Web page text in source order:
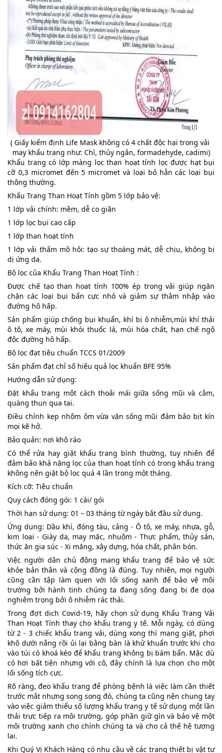
( Giấy kiểm định Life Mask không có 4 chất độc hại trong vải
may khẩu trang như: Chì, thủy ngân, formadehyde, cadimi)
Khẩu trang có lớp màng lọc than hoạt tính lọc được hạt bụi
cỡ 0,3 micromet đến 5 micromet và loại bỏ hẳn các loại bụi
thông thường.
Khẩu Trang Than Hoạt Tính gồm 5 lớp bảo vệ:
1 lớp vải chính: mềm, dễ co giãn
1 lớp lọc bụi cao cấp
1 lớp than hoạt tính
1 lớp vải thấm mồ hôi: tạo sự thoáng mát, dễ chịu, không bị
dị ứng da.
Bộ lọc của Khẩu Trang Than Hoạt Tính :
Được chế tạo than hoạt tính 100% ép trong vải giúp ngăn
chặn các loại bụi bẩn cực nhỏ và giảm sự thâm nhập vào
đường hô hấp.
Sản phẩm giúp chống bụi khuẩn, khí bị ô nhiễm,mùi khí thải
ô tô, xe máy, mùi khói thuốc lá, mùi hóa chất, hạn chế ngộ
độc đường hô hấp.
Bộ lọc đạt tiêu chuẩn TCCS 01/2009
Sản phẩm đạt chỉ số hiệu quả lọc khuẩn BFE 95%
Hướng dẫn sử dụng:
Đặt khẩu trang một cách thoải mái giữa sống mũi và cằm,
quàng thun qua tai.
Điều chỉnh kẹp nhôm ôm vừa vặn sống mũi đảm bảo bịt kín
mọi kẽ hở.
Bảo quản: nơi khô ráo
Có thể rửa hay giặt khẩu trang bình thường, tuy nhiên để
đảm bảo khả năng lọc của than hoạt tính có trong khẩu trang
không nên giặt bộ lọc quá 4 lần trong một tháng.
Kích cỡ: Tiêu chuẩn
Quy cách đóng gói: 1 cái/ gói
Thời hạn sử dụng: 01 – 03 tháng từ ngày bắt đầu sử dụng.
Ứng dụng: Dầu khí, đóng tàu, cảng - Ô tô, xe máy, nhựa, gỗ,
kim loại - Giày da, may mặc, nhuộm - Thực phẩm, thủy sản,
thức ăn gia súc - Xi măng, xây dựng, hóa chất, phân bón.
Việc người dân chủ động mang khẩu trang để bảo vệ sức
khỏe bản thân và cộng đồng là đúng. Tuy nhiên, mọi người
cũng cần tập làm quen với lối sống xanh để bảo vệ môi
trường bởi hành tinh chúng ta đang sống đang bị đe dọa
nghiêm trọng bởi ô nhiễm rác thải.
Trong đợt dịch Covid-19, hãy chọn sử dụng Khẩu Trang Vải
Than Hoạt Tính thay cho khẩu trang y tế. Mỗi ngày, có dùng
từ 2 - 3 chiếc khẩu trang vải, dùng xong thì mang giặt, phơi
khô dưới nắng rồi ủi lại bằng bàn là khử khuẩn trước khi cho
vào túi có khoá kéo để khẩu trang không bị bám bẩn. Mặc dù
có hơi bất tiện nhưng với cô, đây chính là lựa chọn cho một
lối sống tích cực.
Rõ ràng, đeo khẩu trang để phòng bệnh là việc làm cần thiết
trước mắt nhưng song song đó, chúng ta cũng nên chung tay
vào việc giảm thiểu số lượng khẩu trang y tế sử dụng một lần
thải trực tiếp ra môi trường, góp phần giữ gìn và bảo vệ một
môi trường xanh cho chính chúng ta và cho cả thế hệ tương
lai.
Khi Quý Vị Khách Hàng có nhu cầu về các trang thiết bị vật tư